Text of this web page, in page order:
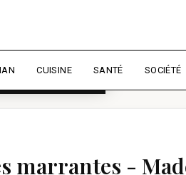
CUISINE SANTÉ SOCIÉTÉ
marrantes -